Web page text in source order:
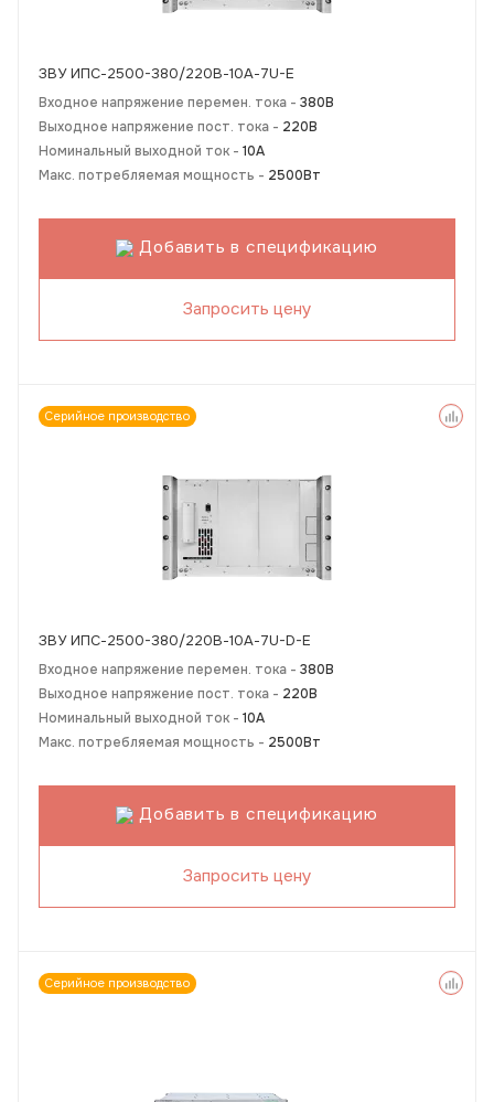
ЗВУ ИПС-2500-380/220В-10А-7U-Е
Входное напряжение перемен. тока - 380В
Выходное напряжение пост. тока - 220В
Номинальный выходной ток - 10А
Макс. потребляемая мощность - 2500Вт
Добавить в спецификацию
Запросить цену
Серийное производство
ЗВУ ИПС-2500-380/220В-10А-7U-D-Е
Входное напряжение перемен. тока - 380В
Выходное напряжение пост. тока - 220В
Номинальный выходной ток - 10А
Макс. потребляемая мощность - 2500Вт
Добавить в спецификацию
Запросить цену
Серийное производство